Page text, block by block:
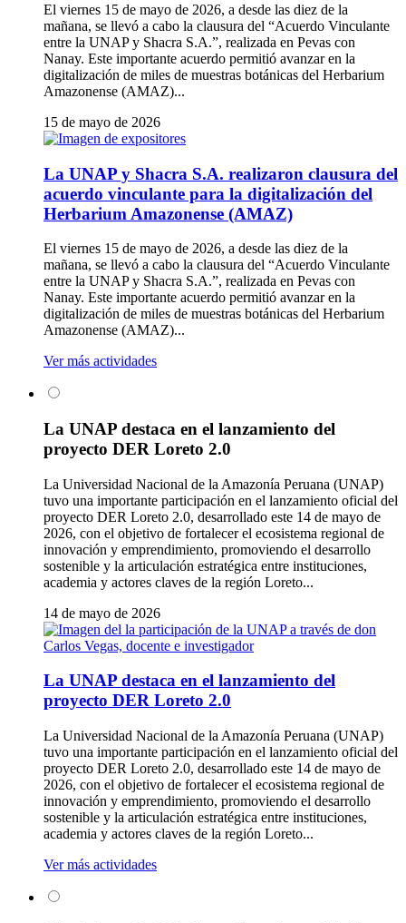
El viernes 15 de mayo de 2026, a desde las diez de la
mañana, se llevó a cabo la clausura del “Acuerdo Vinculante
entre la UNAP y Shacra S.A.”, realizada en Pevas con
Nanay. Este importante acuerdo permitió avanzar en la
digitalización de miles de muestras botánicas del Herbarium
Amazonense (AMAZ)...
15 de mayo de 2026
La UNAP y Shacra S.A. realizaron clausura del
acuerdo vinculante para la digitalización del
Herbarium Amazonense (AMAZ)
El viernes 15 de mayo de 2026, a desde las diez de la
mañana, se llevó a cabo la clausura del “Acuerdo Vinculante
entre la UNAP y Shacra S.A.”, realizada en Pevas con
Nanay. Este importante acuerdo permitió avanzar en la
digitalización de miles de muestras botánicas del Herbarium
Amazonense (AMAZ)...
Ver más actividades
La UNAP destaca en el lanzamiento del
proyecto DER Loreto 2.0
La Universidad Nacional de la Amazonía Peruana (UNAP)
tuvo una importante participación en el lanzamiento oficial del
proyecto DER Loreto 2.0, desarrollado este 14 de mayo de
2026, con el objetivo de fortalecer el ecosistema regional de
innovación y emprendimiento, promoviendo el desarrollo
sostenible y la articulación estratégica entre instituciones,
academia y actores claves de la región Loreto...
14 de mayo de 2026
La UNAP destaca en el lanzamiento del
proyecto DER Loreto 2.0
La Universidad Nacional de la Amazonía Peruana (UNAP)
tuvo una importante participación en el lanzamiento oficial del
proyecto DER Loreto 2.0, desarrollado este 14 de mayo de
2026, con el objetivo de fortalecer el ecosistema regional de
innovación y emprendimiento, promoviendo el desarrollo
sostenible y la articulación estratégica entre instituciones,
academia y actores claves de la región Loreto...
Ver más actividades